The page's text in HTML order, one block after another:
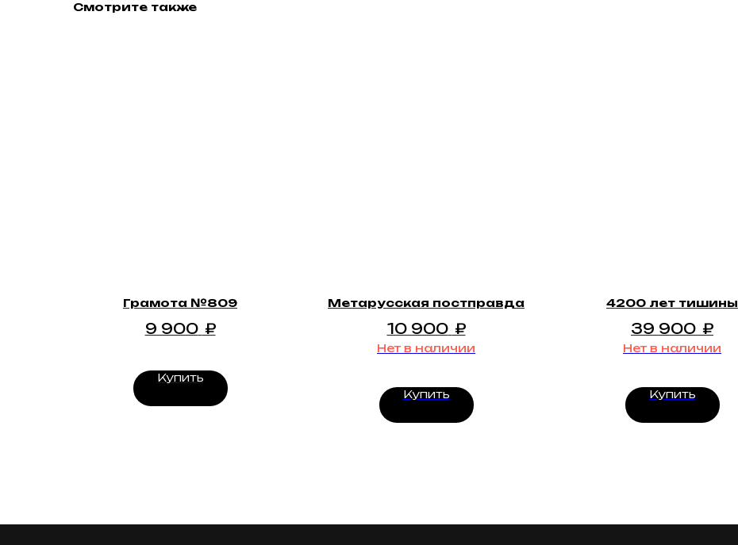
Смотрите также
Грамота №809
9 900 ₽
Купить
Метарусская постправда
10 900 ₽
Нет в наличии
Купить
4200 лет тишины
39 900 ₽
Нет в наличии
Купить